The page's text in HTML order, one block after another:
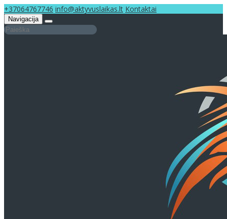
+37064767746 info@aktyvuslaikas.lt Kontaktai
Navigacija